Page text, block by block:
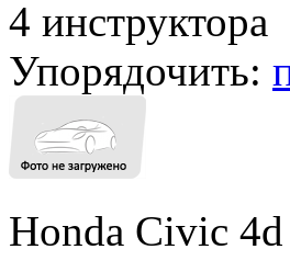
4 инструктора
Упорядочить:
Honda Civic